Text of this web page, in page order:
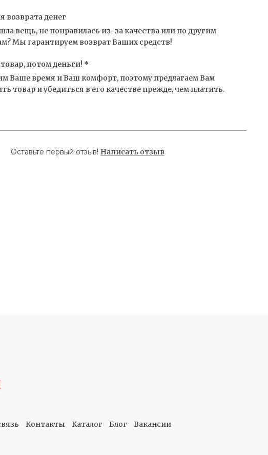
возврата денег
вещь, не понравилась из-за качества или по другим
Мы гарантируем возврат Ваших средств!
потом деньги! *
Ваше время и Ваш комфорт, поэтому предлагаем Вам
товар и убедиться в его качестве прежде, чем платить.
Оставьте первый отзыв! Написать отзыв
Контакты Каталог Блог Вакансии